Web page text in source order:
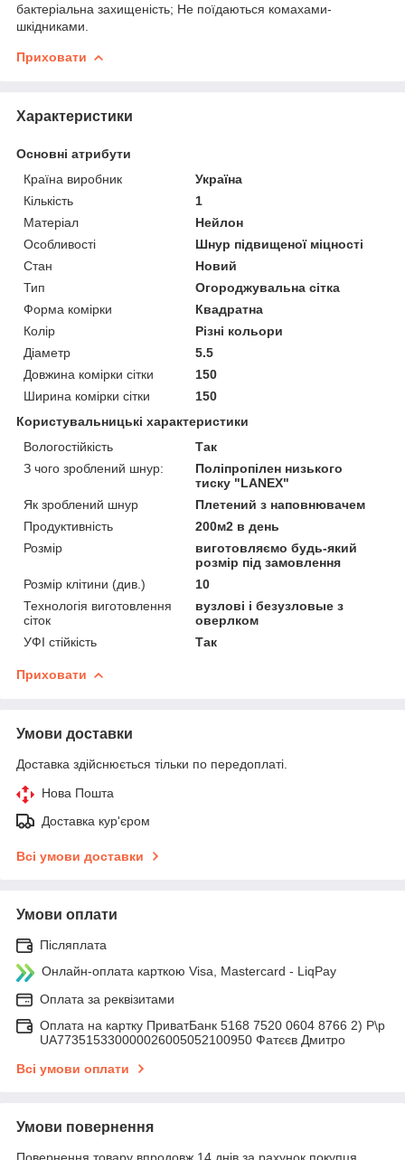
бактеріальна захищеність; Не поїдаються комахами-
шкідниками.
Приховати
Характеристики
Основні атрибути
Країна виробник
Україна
Кількість
1
Матеріал
Нейлон
Особливості
Шнур підвищеної міцності
Стан
Новий
Тип
Огороджувальна сітка
Форма комірки
Квадратна
Колір
Різні кольори
Діаметр
5.5
Довжина комірки сітки
150
Ширина комірки сітки
150
Користувальницькі характеристики
Вологостійкість
Так
З чого зроблений шнур:
Поліпропілен низького
тиску "LANEX"
Як зроблений шнур
Плетений з наповнювачем
Продуктивність
200м2 в день
Розмір
виготовляємо будь-який
розмір під замовлення
Розмір клітини (див.)
10
Технологія виготовлення
сіток
вузлові і безузловые з
оверлком
УФІ стійкість
Так
Приховати
Умови доставки
Доставка здійснюється тільки по передоплаті.
Нова Пошта
Доставка кур'єром
Всі умови доставки
Умови оплати
Післяплата
Онлайн-оплата карткою Visa, Mastercard - LiqPay
Оплата за реквізитами
Оплата на картку ПриватБанк 5168 7520 0604 8766 2) Р\р
UA773515330000026005052100950 Фатєєв Дмитро
Всі умови оплати
Умови повернення
Повернення товару впродовж 14 днів за рахунок покупця